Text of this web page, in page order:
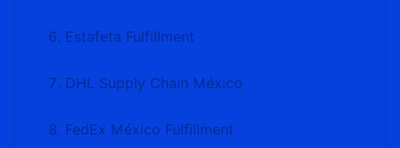
Estafeta Fulfillment
DHL Supply Chain México
FedEx México Fulfillment